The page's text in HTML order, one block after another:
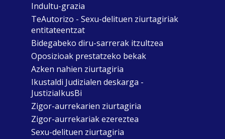
Indultu-grazia
TeAutorizo - Sexu-delituen ziurtagiriak
entitateentzat
Bidegabeko diru-sarrerak itzultzea
Oposizioak prestatzeko bekak
Azken nahien ziurtagiria
Ikustaldi Judizialen deskarga -
JustiziaIkusBi
Zigor-aurrekarien ziurtagiria
Zigor-aurrekariak ezereztea
Sexu-delituen ziurtagiria